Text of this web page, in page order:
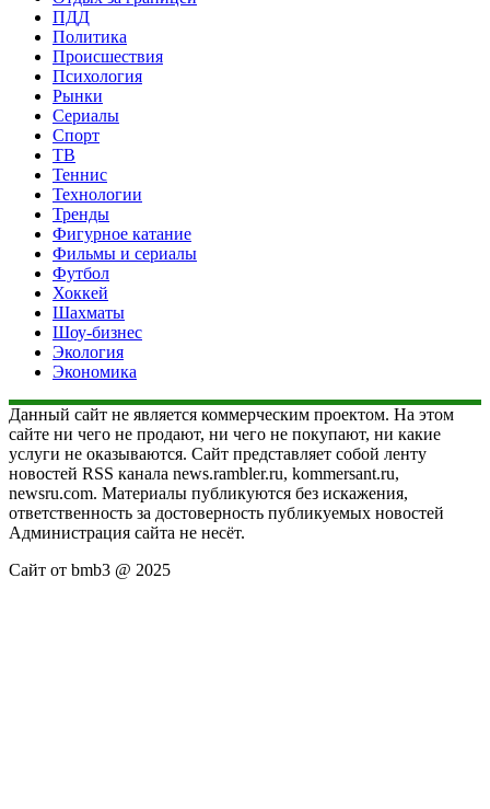
ПДД
Политика
Происшествия
Психология
Рынки
Сериалы
Спорт
ТВ
Теннис
Технологии
Тренды
Фигурное катание
Фильмы и сериалы
Футбол
Хоккей
Шахматы
Шоу-бизнес
Экология
Экономика
Данный сайт не является коммерческим проектом. На этом
сайте ни чего не продают, ни чего не покупают, ни какие
услуги не оказываются. Сайт представляет собой ленту
новостей RSS канала news.rambler.ru, kommersant.ru,
newsru.com. Материалы публикуются без искажения,
ответственность за достоверность публикуемых новостей
Администрация сайта не несёт.
Сайт от bmb3 @ 2025